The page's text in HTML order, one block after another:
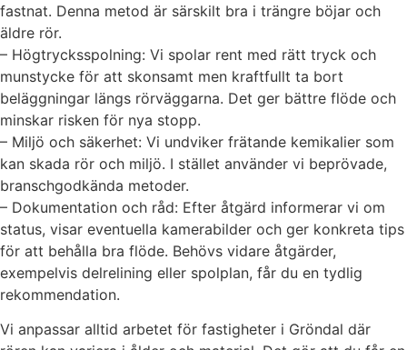
fastnat. Denna metod är särskilt bra i trängre böjar och
äldre rör.
– Högtrycksspolning: Vi spolar rent med rätt tryck och
munstycke för att skonsamt men kraftfullt ta bort
beläggningar längs rörväggarna. Det ger bättre flöde och
minskar risken för nya stopp.
– Miljö och säkerhet: Vi undviker frätande kemikalier som
kan skada rör och miljö. I stället använder vi beprövade,
branschgodkända metoder.
– Dokumentation och råd: Efter åtgärd informerar vi om
status, visar eventuella kamerabilder och ger konkreta tips
för att behålla bra flöde. Behövs vidare åtgärder,
exempelvis delrelining eller spolplan, får du en tydlig
rekommendation.
Vi anpassar alltid arbetet för fastigheter i Gröndal där